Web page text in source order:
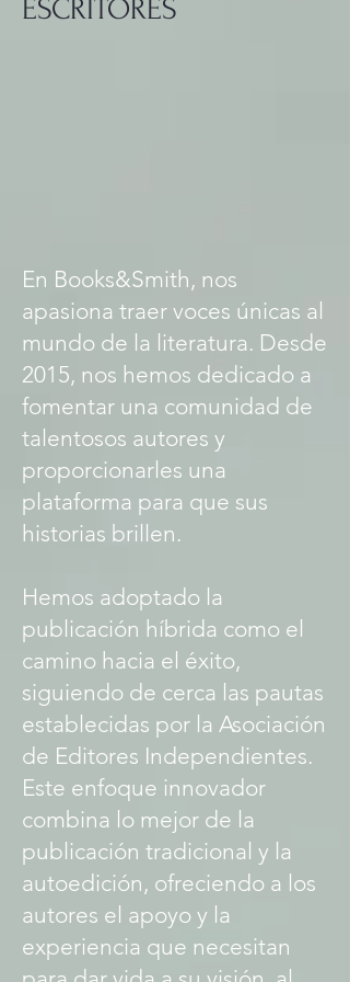
on how clever, fresh, deep and
ESCRITORES
En Books&Smith, nos
apasiona traer voces únicas al
mundo de la literatura. Desde
2015, nos hemos dedicado a
fomentar una comunidad de
talentosos autores y
proporcionarles una
plataforma para que sus
historias brillen.
Hemos adoptado la
publicación híbrida como el
camino hacia el éxito,
siguiendo de cerca las pautas
establecidas por la Asociación
de Editores Independientes.
Este enfoque innovador
combina lo mejor de la
publicación tradicional y la
autoedición, ofreciendo a los
autores el apoyo y la
experiencia que necesitan